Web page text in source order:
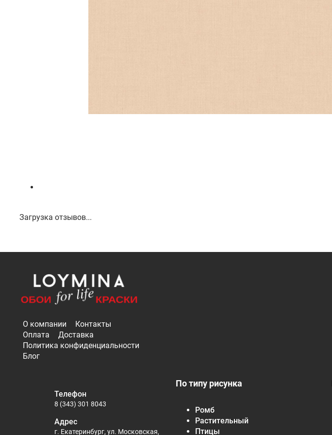
Загрузка отзывов...
О компании
Контакты
Оплата
Доставка
Политика конфиденциальности
Блог
По типу рисунка
Ромб
Растительный
Птицы
Телефон
8 (343) 301 8043
Адрес
г. Екатеринбург, ул. Московская,